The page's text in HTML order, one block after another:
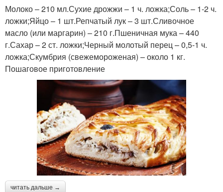
Молоко – 210 мл.Сухие дрожжи – 1 ч. ложка;Соль – 1-2 ч.
ложки;Яйцо – 1 шт.Репчатый лук – 3 шт.Сливочное
масло (или маргарин) – 210 г.Пшеничная мука – 440
г.Сахар – 2 ст. ложки;Черный молотый перец – 0,5-1 ч.
ложка;Скумбрия (свежемороженая) – около 1 кг.
Пошаговое приготовление
читать дальше →